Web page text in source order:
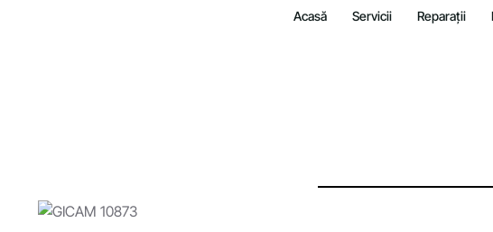
Acasă Servicii Reparații